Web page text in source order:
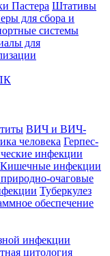
Пастера Штативы
для сбора и
системы
для
ВИЧ и ВИЧ-
человека Герпес-
инфекции
Кишечные инфекции
очаговые
Туберкулез
обеспечение
инфекции
цитология